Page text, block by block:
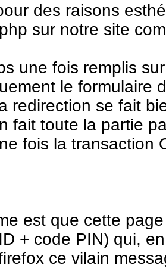
des raisons
sur notre site
une fois remplis
le formulaire
redirection se fait
fait toute la partie
fois la transaction
est que cette
+ code PIN) qui,
ce vilain